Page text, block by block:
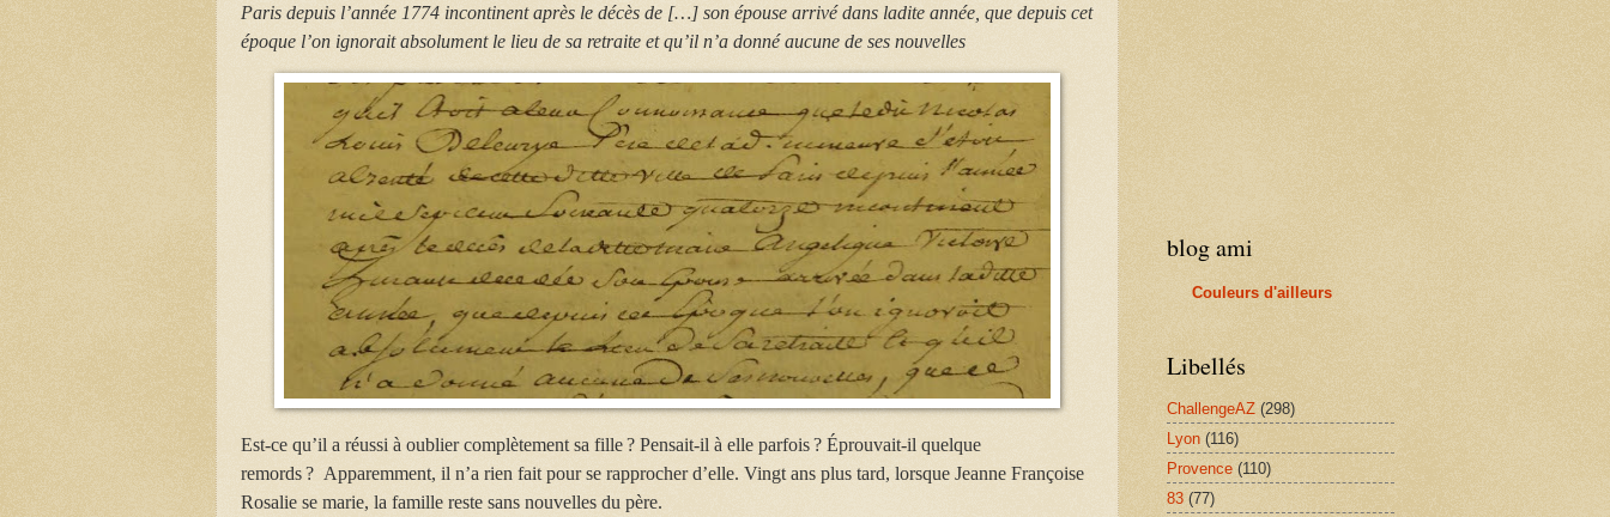
Paris depuis l’année 1774 incontinent après le décès de […] son épouse arrivé dans ladite année, que depuis cet
époque l’on ignorait absolument le lieu de sa retraite et qu’il n’a donné aucune de ses nouvelles
Est-ce qu’il a réussi à oublier complètement sa fille ? Pensait-il à elle parfois ? Éprouvait-il quelque
remords ? Apparemment, il n’a rien fait pour se rapprocher d’elle. Vingt ans plus tard, lorsque Jeanne Françoise
Rosalie se marie, la famille reste sans nouvelles du père.
blog ami
Couleurs d'ailleurs
Libellés
ChallengeAZ (298)
Lyon (116)
Provence (110)
83 (77)